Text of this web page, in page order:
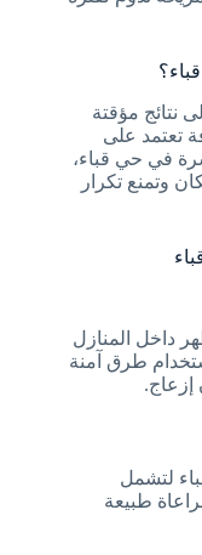
نتائج مؤقتة
تعتمد على
في حي قباء،
وتمنع تكرار
داخل المنازل
طرق آمنة
إزعاج.
لتشمل
طبيعة